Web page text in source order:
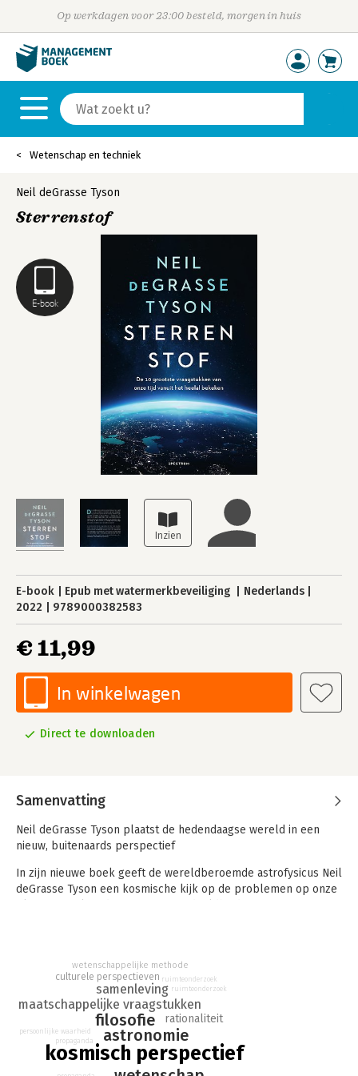
Op werkdagen voor 23:00 besteld, morgen in huis
Wetenschap en techniek
E-book
Neil deGrasse Tyson
Sterrenstof
E-book Epub met watermerkbeveiliging
Nederlands
2022
9789000382583
€ 11,99
In winkelwagen
Direct te downloaden
Samenvatting
Neil deGrasse Tyson plaatst de hedendaagse wereld in een
nieuw, buitenaards perspectief
In zijn nieuwe boek geeft de wereldberoemde astrofysicus Neil
deGrasse Tyson een kosmische kijk op de problemen op onze
In zijn kenmerkende en toegankelijke stijl laat DeGrasse Tyson
zien hoe kennis over onze rol en plaats in het universum leidt
tot verrassende, briljante en waardevolle inzichten over onze
maatschappij. Van oplossingen voor wereldwijde conflicten tot
de kostbaarheid van ons bestaan: DeGrasse Tyson is onze gids
op deze excursie vanuit de ruimte en toont hoe een kosmisch
kosmisch perspectief
astronomie
filosofie
maatschappelijke vraagstukken
samenleving
rationaliteit
culturele perspectieven
wetenschappelijke methode
ruimteonderzoek
propaganda
persoonlijke waarheid
ruimteonderzoek